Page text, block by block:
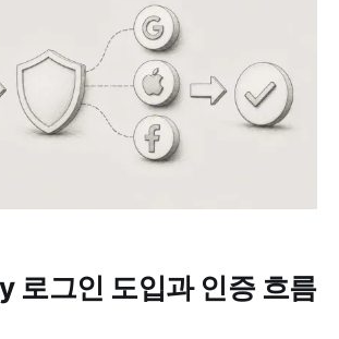
로그인 도입과 인증 흐름